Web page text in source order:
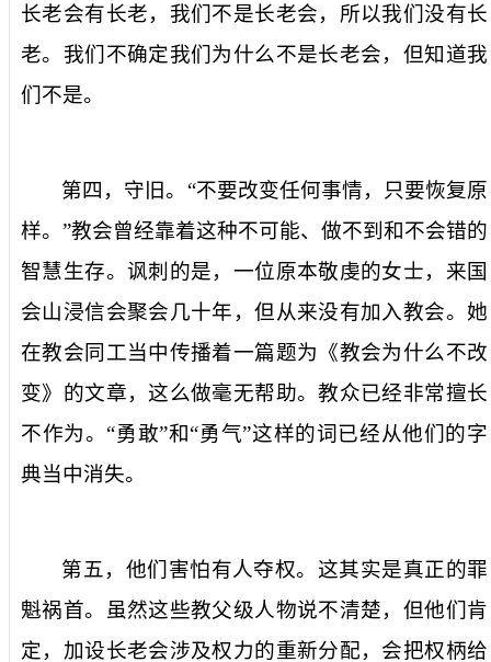
长老会有长老，我们不是长老会，所以我们没有长
老。我们不确定我们为什么不是长老会，但知道我
们不是。
第四，守旧。“不要改变任何事情，只要恢复原
样。”教会曾经靠着这种不可能、做不到和不会错的
智慧生存。讽刺的是，一位原本敬虔的女士，来国
会山浸信会聚会几十年，但从来没有加入教会。她
在教会同工当中传播着一篇题为《教会为什么不改
变》的文章，这么做毫无帮助。教众已经非常擅长
不作为。“勇敢”和“勇气”这样的词已经从他们的字
典当中消失。
第五，他们害怕有人夺权。这其实是真正的罪
魁祸首。虽然这些教父级人物说不清楚，但他们肯
定，加设长老会涉及权力的重新分配，会把权柄给